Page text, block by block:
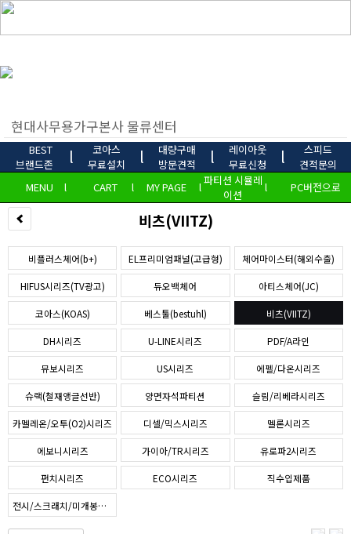
BEST
브랜드존
l
코아스
무료설치
l
대량구매
방문견적
l
레이아웃
무료신청
l
스피드
견적문의
MENU
l CART l MY PAGE l파티션 시뮬레
이션
l PC버전으로
비츠(VIITZ)
비플러스체어(b+) EL프리미엄패널(고급형) 체어마이스터(해외수출)
HIFUS시리즈(TV광고) 듀오백체어 아티스체어(JC)
코아스(KOAS) 베스툴(bestuhl) 비츠(VIITZ)
DH시리즈 U-LINE시리즈 PDF/A라인
뮤보시리즈 US시리즈 에펠/다온시리즈
슈랙(철재앵글선반) 양면자석파티션 슬림/리베라시리즈
카멜레온/오투(O2)시리즈 디셀/믹스시리즈 멜론시리즈
에보니시리즈 가이아/TR시리즈 유로파2시리즈
펀치시리즈 ECO시리즈 직수입제품
전시/스크래치/미개봉제품SALE